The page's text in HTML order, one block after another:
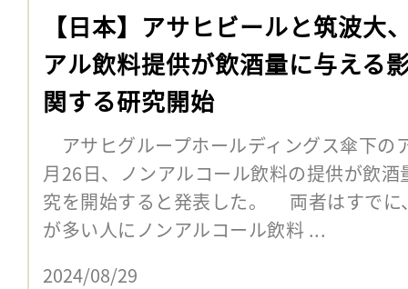
【日本】アサヒビールと筑波大
アル飲料提供が飲酒量に与える
関する研究開始
アサヒグループホールディングス傘下の
月26日、ノンアルコール飲料の提供が飲
究を開始すると発表した。 両者はすでに
が多い人にノンアルコール飲料 ...
2024/08/29